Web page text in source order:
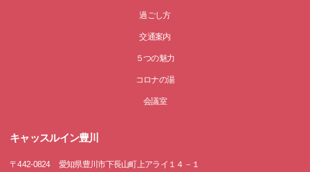
過ごし方
交通案内
５つの魅力
コロナの湯
会議室
キャッスルイン豊川
〒442-0824 愛知県豊川市下長山町上アライ１４－１